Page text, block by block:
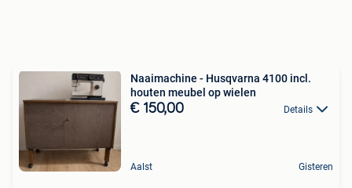
Naaimachine - Husqvarna 4100 incl.
houten meubel op wielen
€ 150,00 Details
Aalst Gisteren